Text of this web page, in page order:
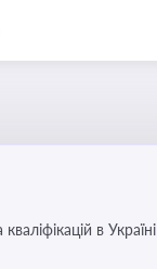
в Україні